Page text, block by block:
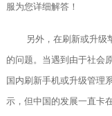
服为您详细解答！
另外，在刷新或升级
的问题。当遇到由于社会
国内刷新手机或升级管理
示，但中国的发展一直卡